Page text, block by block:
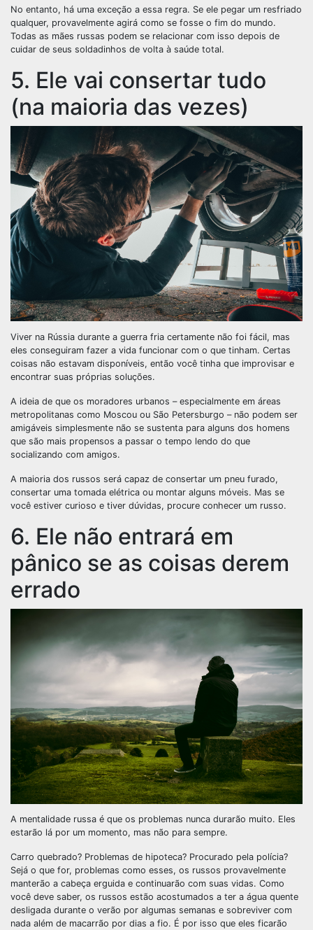
No entanto, há uma exceção a essa regra. Se ele pegar um resfriado
qualquer, provavelmente agirá como se fosse o fim do mundo.
Todas as mães russas podem se relacionar com isso depois de
cuidar de seus soldadinhos de volta à saúde total.
5. Ele vai consertar tudo
(na maioria das vezes)
Viver na Rússia durante a guerra fria certamente não foi fácil, mas
eles conseguiram fazer a vida funcionar com o que tinham. Certas
coisas não estavam disponíveis, então você tinha que improvisar e
encontrar suas próprias soluções.
A ideia de que os moradores urbanos – especialmente em áreas
metropolitanas como Moscou ou São Petersburgo – não podem ser
amigáveis simplesmente não se sustenta para alguns dos homens
que são mais propensos a passar o tempo lendo do que
socializando com amigos.
A maioria dos russos será capaz de consertar um pneu furado,
consertar uma tomada elétrica ou montar alguns móveis. Mas se
você estiver curioso e tiver dúvidas, procure conhecer um russo.
6. Ele não entrará em
pânico se as coisas derem
errado
A mentalidade russa é que os problemas nunca durarão muito. Eles
estarão lá por um momento, mas não para sempre.
Carro quebrado? Problemas de hipoteca? Procurado pela polícia?
Sejá o que for, problemas como esses, os russos provavelmente
manterão a cabeça erguida e continuarão com suas vidas. Como
você deve saber, os russos estão acostumados a ter a água quente
desligada durante o verão por algumas semanas e sobreviver com
nada além de macarrão por dias a fio. É por isso que eles ficarão